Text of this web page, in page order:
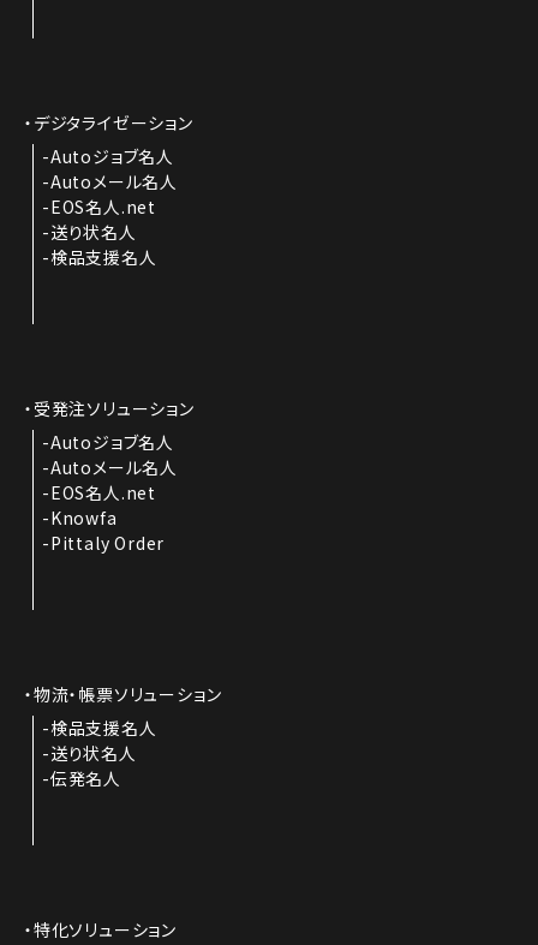
デジタライゼーション
Autoジョブ名人
Autoメール名人
EOS名人.net
送り状名人
検品支援名人
受発注ソリューション
Autoジョブ名人
Autoメール名人
EOS名人.net
Knowfa
Pittaly Order
物流・帳票ソリューション
検品支援名人
送り状名人
伝発名人
特化ソリューション